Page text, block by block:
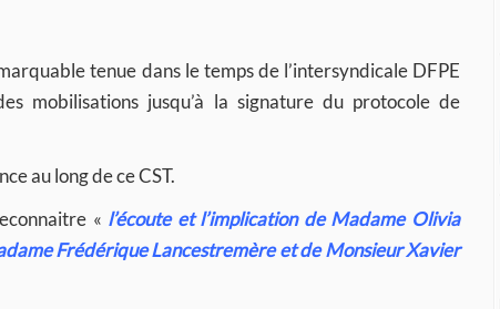
tenue dans le temps de l’intersyndicale DFPE
mobilisations jusqu’à la signature du protocole de
au long de ce CST.
« l’écoute et l’implication de Madame Olivia
Frédérique Lancestremère et de Monsieur Xavier